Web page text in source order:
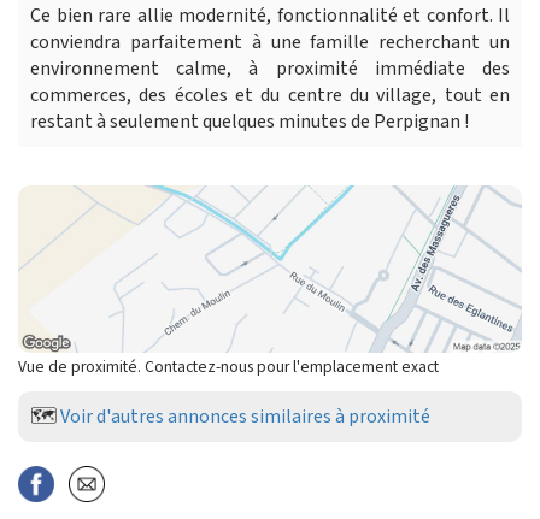
Ce bien rare allie modernité, fonctionnalité et confort. Il
conviendra parfaitement à une famille recherchant un
environnement calme, à proximité immédiate des
commerces, des écoles et du centre du village, tout en
restant à seulement quelques minutes de Perpignan !
Vue de proximité. Contactez-nous pour l'emplacement exact
🗺️Voir d'autres annonces similaires à proximité